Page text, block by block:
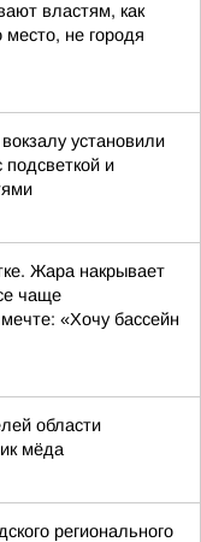
властям, как
не городя
установили
и
Жара накрывает
чаще
«Хочу бассейн
области
мёда
регионального